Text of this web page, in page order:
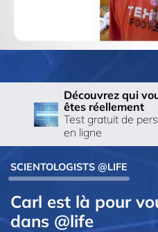
Découvrez qui
êtes réellement
Test gratuit de
en ligne
SCIENTOLOGISTS @LIFE
Carl est là pour
dans @life